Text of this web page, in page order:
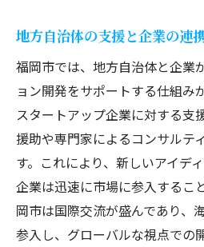
地方自治体の支援と企業の連
福岡市では、地方自治体と企業
ョン開発をサポートする仕組み
スタートアップ企業に対する支
援助や専門家によるコンサルテ
す。これにより、新しいアイデ
企業は迅速に市場に参入するこ
岡市は国際交流が盛んであり、
参入し、グローバルな視点での